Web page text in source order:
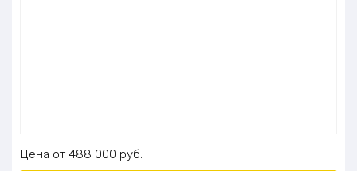
Цена 488 000 руб.